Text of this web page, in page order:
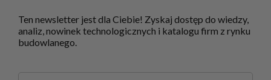
Ten newsletter jest dla Ciebie! Zyskaj dostęp do wiedzy,
analiz, nowinek technologicznych i katalogu firm z rynku
budowlanego.